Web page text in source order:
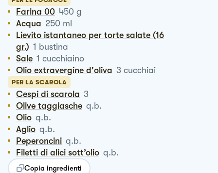
Farina 00 450 g
Acqua 250 ml
Lievito istantaneo per torte salate (16
gr.) 1 bustina
Sale 1 cucchiaino
Olio extravergine d'oliva 3 cucchiai
PER LA SCAROLA
Cespi di scarola 3
Olive taggiasche q.b.
Olio q.b.
Aglio q.b.
Peperoncini q.b.
Filetti di alici sott’olio q.b.
Copia ingredienti